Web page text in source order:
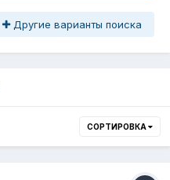
Другие варианты поиска
СОРТИРОВКА